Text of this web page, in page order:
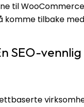
til
komme tilbake
SEO-